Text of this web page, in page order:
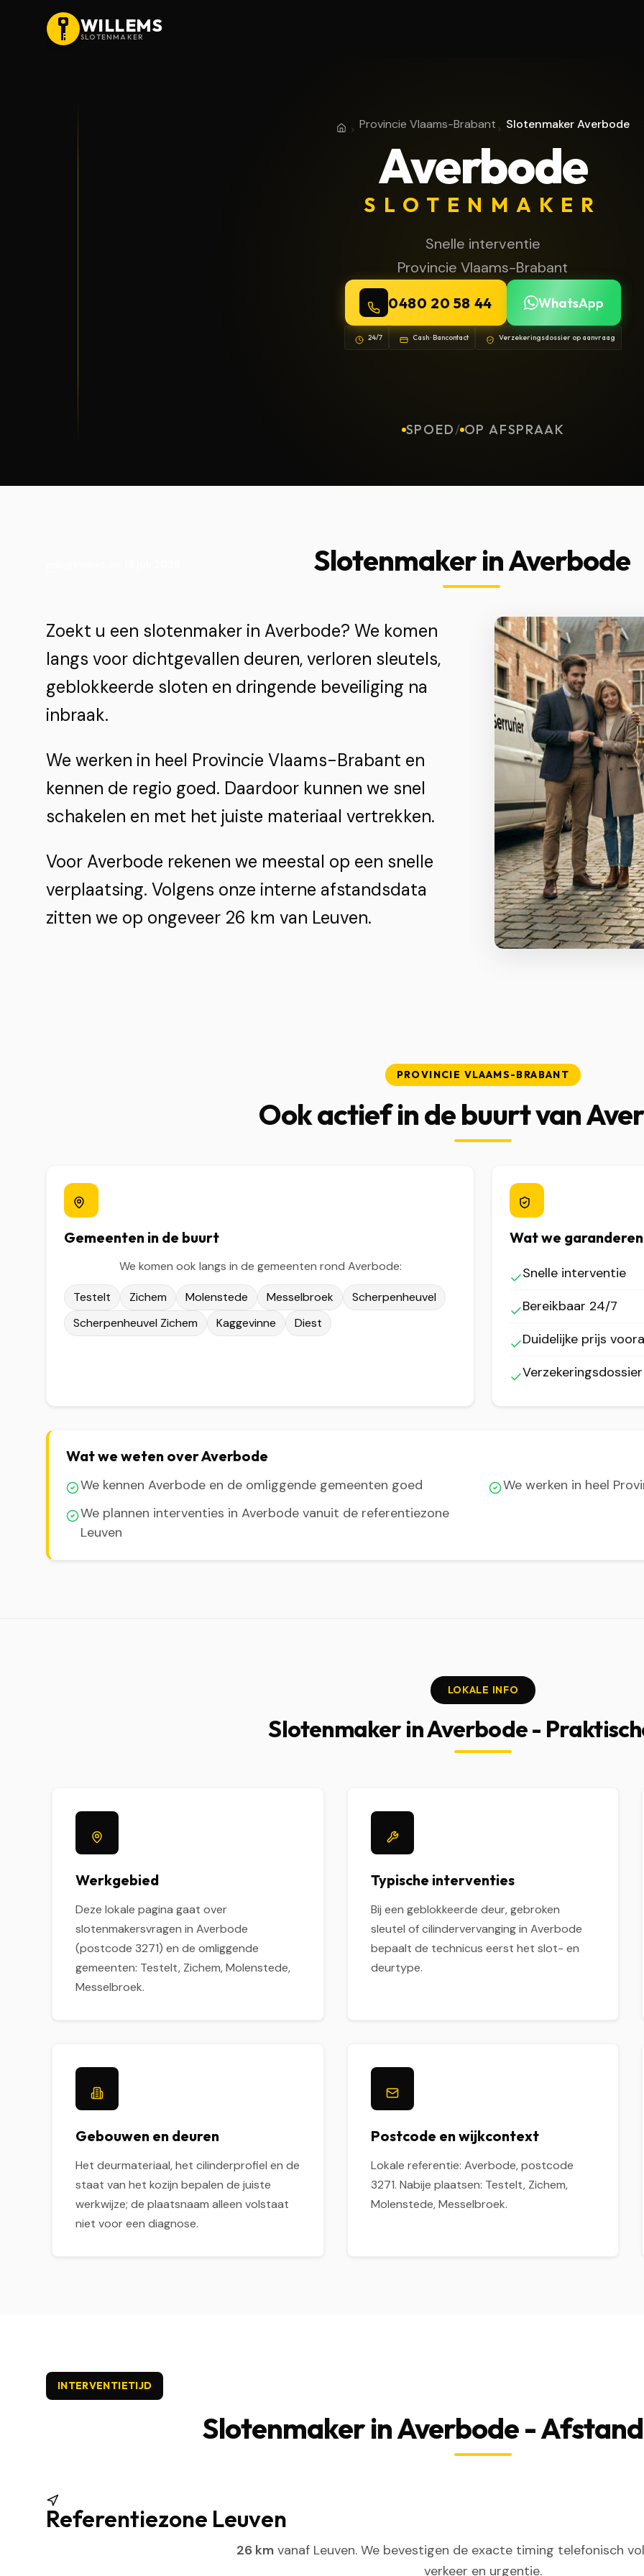
WILLEMS
SLOTENMAKER
HomeProvincie Vlaams-Brabant
Provincie Vlaams-Brabant Slotenmaker Averbode
Averbode
SLOTENMAKER
Snelle interventie
Provincie Vlaams-Brabant
0480 20 58 44 WhatsApp
24/7 Cash · Bancontact Verzekeringsdossier op aanvraag
SPOED/ OP AFSPRAAK
Slotenmaker in Averbode
Zoekt u een slotenmaker in Averbode? We komen
langs voor dichtgevallen deuren, verloren sleutels,
geblokkeerde sloten en dringende beveiliging na
inbraak.
We werken in heel Provincie Vlaams-Brabant en
kennen de regio goed. Daardoor kunnen we snel
schakelen en met het juiste materiaal vertrekken.
Voor Averbode rekenen we meestal op een snelle
verplaatsing. Volgens onze interne afstandsdata
zitten we op ongeveer 26 km van Leuven.
PROVINCIE VLAAMS-BRABANT
Ook actief in de buurt van
Gemeenten in de buurt
We komen ook langs in de gemeenten rond Averbode:
Testelt Zichem Molenstede Messelbroek
Scherpenheuvel
Scherpenheuvel Zichem
Kaggevinne Diest
Wat we garanderen
Snelle interventie
Bereikbaar 24/7
Duidelijke prijs
Wat we weten over Averbode
We kennen Averbode en de omliggende gemeenten goed
We werken in heel
We plannen interventies in Averbode vanuit de referentiezone
Leuven
LOKALE INFO
Slotenmaker in Averbode -
Werkgebied
Deze lokale pagina gaat over
slotenmakersvragen in Averbode
(postcode 3271) en de omliggende
gemeenten: Testelt, Zichem, Molenstede,
Messelbroek.
Typische interventies
Bij een geblokkeerde deur, gebroken
sleutel of cilindervervanging in Averbode
bepaalt de technicus eerst het slot- en
deurtype.
Gebouwen en deuren
Het deurmateriaal, het cilinderprofiel en de
staat van het kozijn bepalen de juiste
werkwijze; de plaatsnaam alleen volstaat
niet voor een diagnose.
Postcode en wijkcontext
Lokale referentie: Averbode, postcode
3271. Nabije plaatsen: Testelt, Zichem,
Molenstede, Messelbroek.
INTERVENTIETIJD
Slotenmaker in Averbode -
Referentiezone Leuven
26 km vanaf Leuven. We bevestigen de exacte timing telefonisch
verkeer en urgentie.